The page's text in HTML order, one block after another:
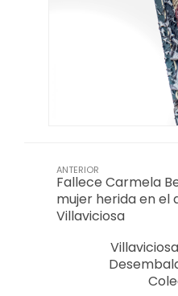
ANTERIOR
Fallece Carmela
mujer herida en
Villaviciosa